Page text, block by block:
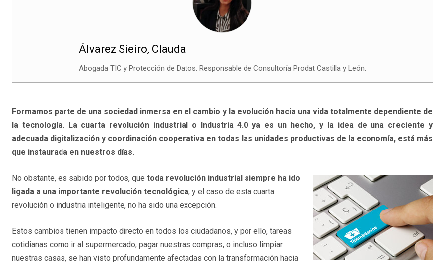
Álvarez Sieiro, Clauda
Abogada TIC y Protección de Datos. Responsable de Consultoría Prodat Castilla y León.
Formamos parte de una sociedad inmersa en el cambio y la evolución hacia una vida totalmente dependiente de
la tecnología. La cuarta revolución industrial o Industria 4.0 ya es un hecho, y la idea de una creciente y
adecuada digitalización y coordinación cooperativa en todas las unidades productivas de la economía, está más
que instaurada en nuestros días.
No obstante, es sabido por todos, que toda revolución industrial siempre ha ido
ligada a una importante revolución tecnológica, y el caso de esta cuarta
revolución o industria inteligente, no ha sido una excepción.
Estos cambios tienen impacto directo en todos los ciudadanos, y por ello, tareas
cotidianas como ir al supermercado, pagar nuestras compras, o incluso limpiar
nuestras casas, se han visto profundamente afectadas con la transformación hacia